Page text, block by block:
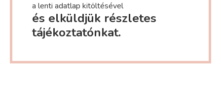
a lenti adatlap kitöltésével
és elküldjük részletes
tájékoztatónkat.